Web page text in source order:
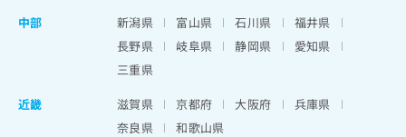
中部
新潟県 富山県 石川県
福井県
長野県
岐阜県 静岡県
愛知県
三重県
近畿
滋賀県 京都府 大阪府
兵庫県
奈良県
和歌山県